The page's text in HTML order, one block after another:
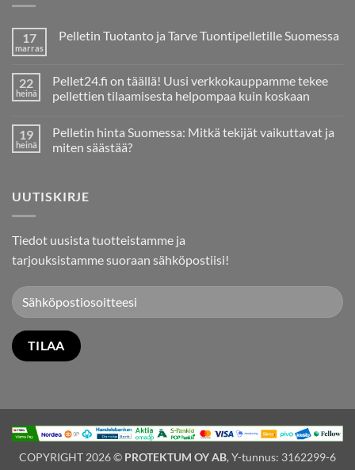
17
marras
Pelletin Tuotanto ja Tarve Tuontipelletille Suomessa
Pelletin
Tuotanto
ja
Suomessa
22
heinä
Pellet24.fi on täällä! Uusi verkkokauppamme tekee
pellettien tilaamisesta helpompaa kuin koskaan
artikkeliin
Pellet24.fi
on
tekee
pellettien
koskaan
19
heinä
Pelletin hinta Suomessa: Mitkä tekijät vaikuttavat ja
miten säästää?
Pelletin
hinta
tekijät
vaikuttavat
miten
UUTISKIRJE
Tiedot uusista tuotteistamme ja
tarjouksistamme suoraan sähköpostiisi!
COPYRIGHT 2026 © PROTEKTUM OY AB, Y-tunnus: 3162299-6